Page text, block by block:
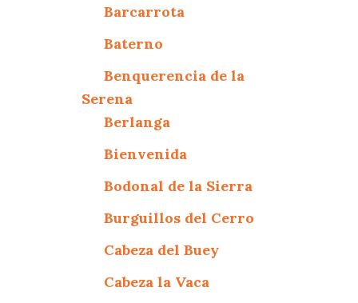
Barcarrota
Baterno
Benquerencia de la
Serena
Berlanga
Bienvenida
Bodonal de la Sierra
Burguillos del Cerro
Cabeza del Buey
Cabeza la Vaca